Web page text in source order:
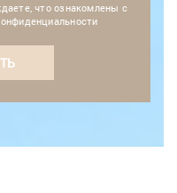
что ознакомлены с